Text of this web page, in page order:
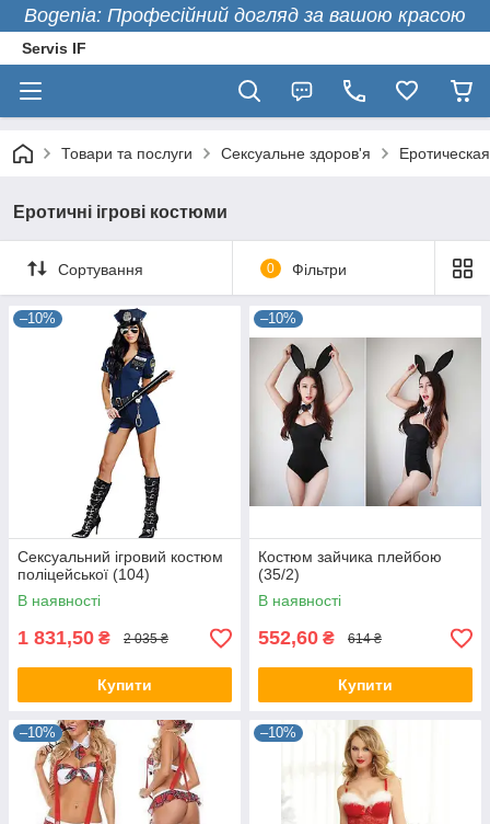
Bogenia: Професійний догляд за вашою красою
Servis IF
Товари та послуги Сексуальне здоров'я
Еротичні ігрові костюми
Сортування 0 Фільтри
–10%
Сексуальний ігровий костюм
поліцейської (104)
В наявності
1 831,50 ₴ 2 035 ₴
Купити
–10%
Костюм зайчика плейбою
(35/2)
В наявності
552,60 ₴ 614 ₴
Купити
–10% –10%